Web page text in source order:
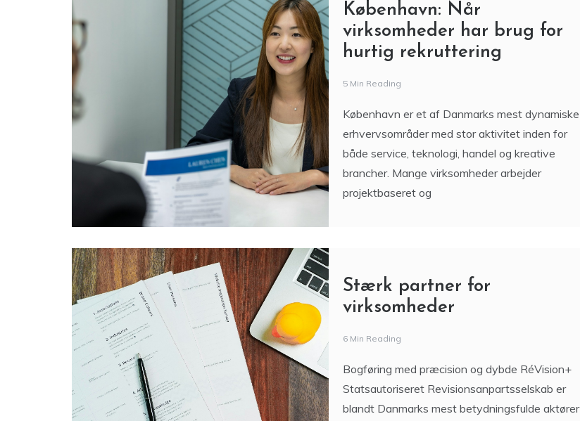
København: Når
virksomheder har brug for
hurtig rekruttering
5 Min Reading
København er et af Danmarks mest dynamiske
erhvervsområder med stor aktivitet inden for
både service, teknologi, handel og kreative
brancher. Mange virksomheder arbejder
projektbaseret og
Stærk partner for
virksomheder
6 Min Reading
Bogføring med præcision og dybde RéVision+
Statsautoriseret Revisionsanpartsselskab er
blandt Danmarks mest betydningsfulde aktører